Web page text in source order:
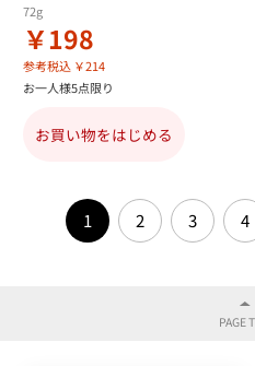
72g
￥198
参考税込 ￥214
お一人様5点限り
お買い物をはじめる
1 2 3 4